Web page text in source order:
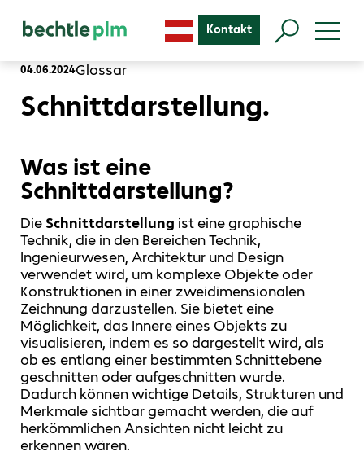
Kontakt
04.06.2024Glossar
Schnittdarstellung.
Was ist eine
Schnittdarstellung?
Die Schnittdarstellung ist eine graphische
Technik, die in den Bereichen Technik,
Ingenieurwesen, Architektur und Design
verwendet wird, um komplexe Objekte oder
Konstruktionen in einer zweidimensionalen
Zeichnung darzustellen. Sie bietet eine
Möglichkeit, das Innere eines Objekts zu
visualisieren, indem es so dargestellt wird, als
ob es entlang einer bestimmten Schnittebene
geschnitten oder aufgeschnitten wurde.
Dadurch können wichtige Details, Strukturen und
Merkmale sichtbar gemacht werden, die auf
herkömmlichen Ansichten nicht leicht zu
erkennen wären.